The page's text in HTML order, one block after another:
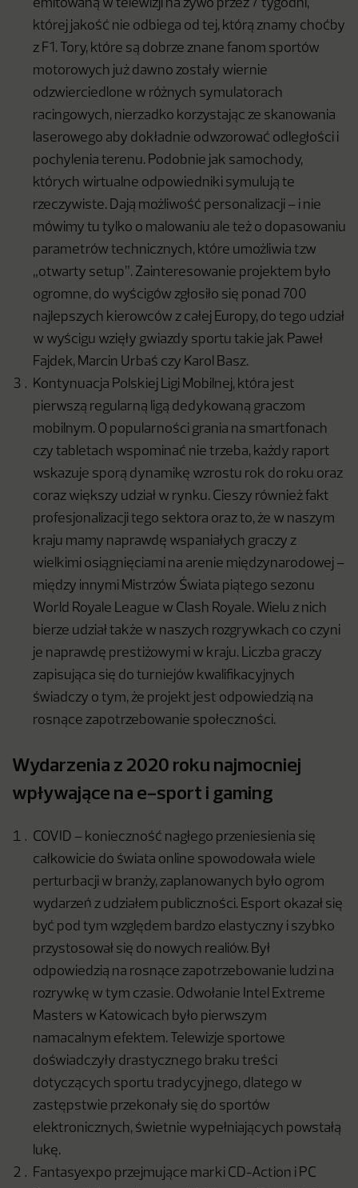
emitowaną w telewizji na żywo przez 7 tygodni,
której jakość nie odbiega od tej, którą znamy choćby
z F1. Tory, które są dobrze znane fanom sportów
motorowych już dawno zostały wiernie
odzwierciedlone w różnych symulatorach
racingowych, nierzadko korzystając ze skanowania
laserowego aby dokładnie odwzorować odległości i
pochylenia terenu. Podobnie jak samochody,
których wirtualne odpowiedniki symulują te
rzeczywiste. Dają możliwość personalizacji – i nie
mówimy tu tylko o malowaniu ale też o dopasowaniu
parametrów technicznych, które umożliwia tzw
„otwarty setup”. Zainteresowanie projektem było
ogromne, do wyścigów zgłosiło się ponad 700
najlepszych kierowców z całej Europy, do tego udział
w wyścigu wzięły gwiazdy sportu takie jak Paweł
Fajdek, Marcin Urbaś czy Karol Basz.
Kontynuacja Polskiej Ligi Mobilnej, która jest
pierwszą regularną ligą dedykowaną graczom
mobilnym. O popularności grania na smartfonach
czy tabletach wspominać nie trzeba, każdy raport
wskazuje sporą dynamikę wzrostu rok do roku oraz
coraz większy udział w rynku. Cieszy również fakt
profesjonalizacji tego sektora oraz to, że w naszym
kraju mamy naprawdę wspaniałych graczy z
wielkimi osiągnięciami na arenie międzynarodowej –
między innymi Mistrzów Świata piątego sezonu
World Royale League w Clash Royale. Wielu z nich
bierze udział także w naszych rozgrywkach co czyni
je naprawdę prestiżowymi w kraju. Liczba graczy
zapisująca się do turniejów kwalifikacyjnych
świadczy o tym, że projekt jest odpowiedzią na
rosnące zapotrzebowanie społeczności.
Wydarzenia z 2020 roku najmocniej
wpływające na e-sport i gaming
COVID – konieczność nagłego przeniesienia się
całkowicie do świata online spowodowała wiele
perturbacji w branży, zaplanowanych było ogrom
wydarzeń z udziałem publiczności. Esport okazał się
być pod tym względem bardzo elastyczny i szybko
przystosował się do nowych realiów. Był
odpowiedzią na rosnące zapotrzebowanie ludzi na
rozrywkę w tym czasie. Odwołanie Intel Extreme
Masters w Katowicach było pierwszym
namacalnym efektem. Telewizje sportowe
doświadczyły drastycznego braku treści
dotyczących sportu tradycyjnego, dlatego w
zastępstwie przekonały się do sportów
elektronicznych, świetnie wypełniających powstałą
lukę.
Fantasyexpo przejmujące marki CD-Action i PC